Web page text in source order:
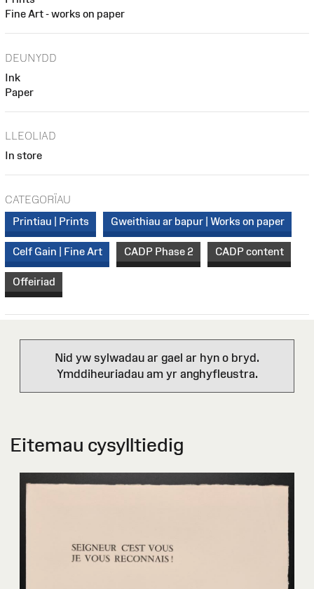
Fine Art - works on paper
DEUNYDD
Ink
Paper
LLEOLIAD
In store
CATEGORÏAU
Printiau | Prints
Gweithiau ar bapur | Works on paper
Celf Gain | Fine Art CADP Phase 2 CADP content
Offeiriad
Nid yw sylwadau ar gael ar hyn o bryd.
Ymddiheuriadau am yr anghyfleustra.
Eitemau cysylltiedig